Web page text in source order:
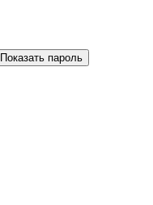
Показать пароль